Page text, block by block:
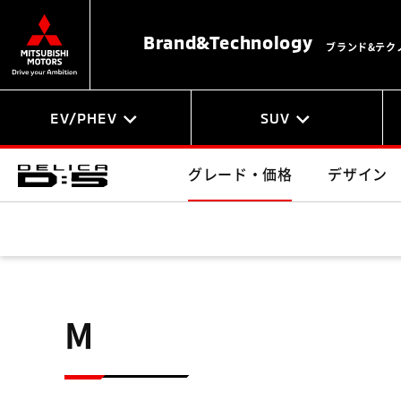
Brand&Technology ブランド&テク
EV/PHEV SUV
グレード・価格 デザイン
M